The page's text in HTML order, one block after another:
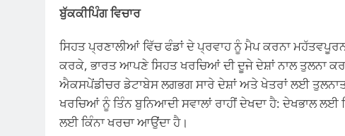
ਬੁੱਕਕੀਪਿੰਗ ਵਿਚਾਰ
ਸਿਹਤ ਪ੍ਰਣਾਲੀਆਂ ਵਿੱਚ ਫੰਡਾਂ ਦੇ ਪ੍ਰਵਾਹ ਨੂੰ ਮੈਪ ਕਰਨਾ
ਕਰਕੇ, ਭਾਰਤ ਆਪਣੇ ਸਿਹਤ ਖਰਚਿਆਂ ਦੀ ਦੂਜੇ ਦੇਸ਼ਾਂ ਨਾਲ ਤੁਲਨਾ
ਐਕਸਪੇਂਡੀਚਰ ਡੇਟਾਬੇਸ ਲਗਭਗ ਸਾਰੇ ਦੇਸ਼ਾਂ ਅਤੇ ਖੇਤਰਾਂ ਲਈ
ਖਰਚਿਆਂ ਨੂੰ ਤਿੰਨ ਬੁਨਿਆਦੀ ਸਵਾਲਾਂ ਰਾਹੀਂ ਦੇਖਦਾ ਹੈ: ਦੇਖਭਾਲ
ਲਈ ਕਿੰਨਾ ਖਰਚਾ ਆਉਂਦਾ ਹੈ।